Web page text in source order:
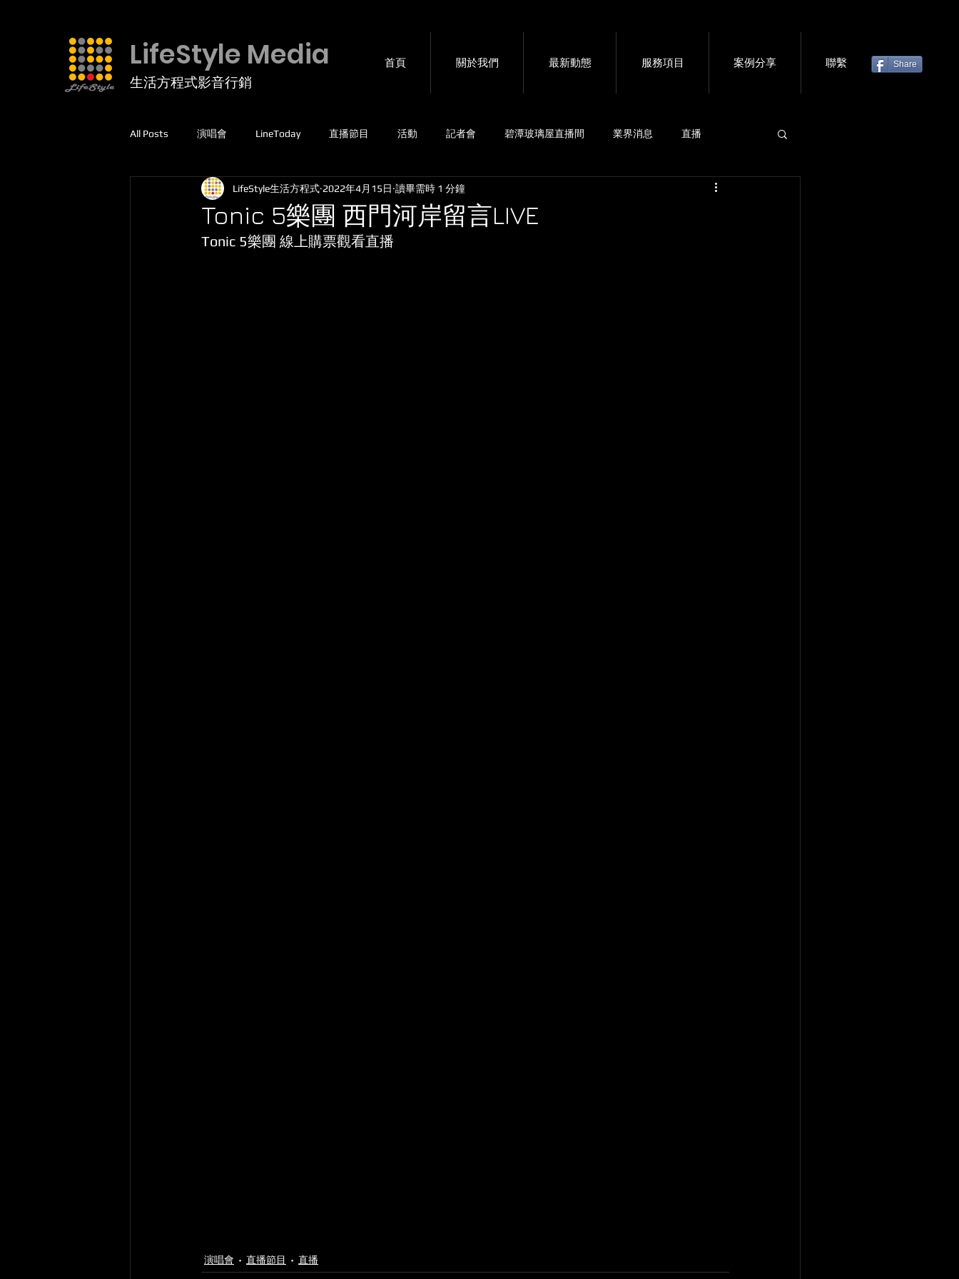
LifeStyle Media
生活方程式影音行銷
首頁 關於我們 最新動態 服務項目 案例分享 聯繫 Share
All Posts 演唱會 LineToday 直播節目 活動 記者會 碧潭玻璃屋直播間 業界消息 直播
高爾夫球 運動賽事 4G包直播 音樂會
5G專網
Tonic 5樂團 西門河岸留言LIVE
LifeStyle生活方程式 2022年4月15日 讀畢需時 1 分鐘
Tonic 5樂團 線上購票觀看直播
演唱會 直播節目 直播